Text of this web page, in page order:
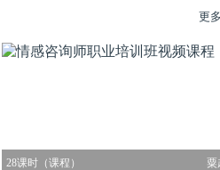
更多
28课时（课程） 粟